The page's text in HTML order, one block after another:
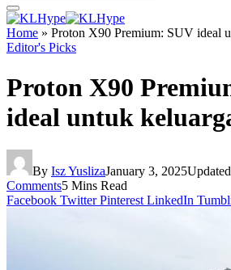
Home » Proton X90 Premium: SUV ideal
Editor's Picks
Proton X90
ideal untuk
By Isz YuslizaJanuary 3, 2025
Comments5 Mins Read
Facebook Twitter Pinterest LinkedIn